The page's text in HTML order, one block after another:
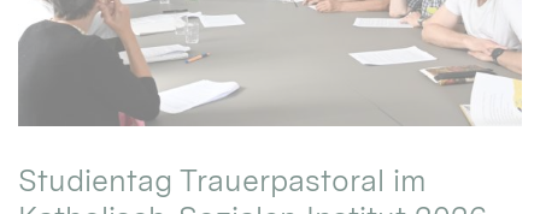
Studientag Trauerpastoral im